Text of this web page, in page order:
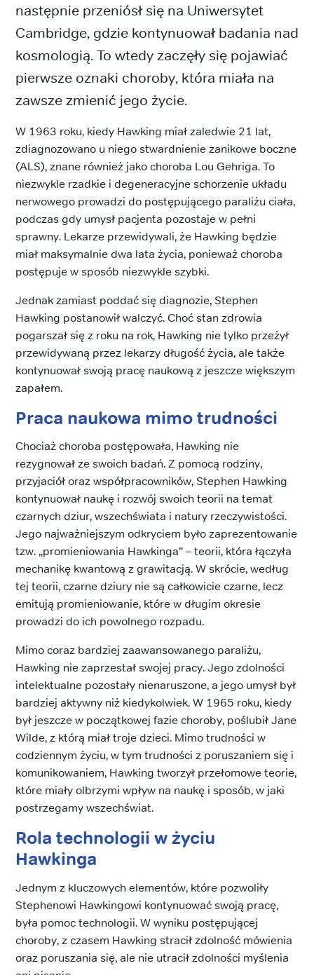
następnie przeniósł się na Uniwersytet
Cambridge, gdzie kontynuował badania nad
kosmologią. To wtedy zaczęły się pojawiać
pierwsze oznaki choroby, która miała na
zawsze zmienić jego życie.
W 1963 roku, kiedy Hawking miał zaledwie 21 lat,
zdiagnozowano u niego stwardnienie zanikowe boczne
(ALS), znane również jako choroba Lou Gehriga. To
niezwykle rzadkie i degeneracyjne schorzenie układu
nerwowego prowadzi do postępującego paraliżu ciała,
podczas gdy umysł pacjenta pozostaje w pełni
sprawny. Lekarze przewidywali, że Hawking będzie
miał maksymalnie dwa lata życia, ponieważ choroba
postępuje w sposób niezwykle szybki.
Jednak zamiast poddać się diagnozie, Stephen
Hawking postanowił walczyć. Choć stan zdrowia
pogarszał się z roku na rok, Hawking nie tylko przeżył
przewidywaną przez lekarzy długość życia, ale także
kontynuował swoją pracę naukową z jeszcze większym
zapałem.
Praca naukowa mimo trudności
Chociaż choroba postępowała, Hawking nie
rezygnował ze swoich badań. Z pomocą rodziny,
przyjaciół oraz współpracowników, Stephen Hawking
kontynuował naukę i rozwój swoich teorii na temat
czarnych dziur, wszechświata i natury rzeczywistości.
Jego najważniejszym odkryciem było zaprezentowanie
tzw. „promieniowania Hawkinga” – teorii, która łączyła
mechanikę kwantową z grawitacją. W skrócie, według
tej teorii, czarne dziury nie są całkowicie czarne, lecz
emitują promieniowanie, które w długim okresie
prowadzi do ich powolnego rozpadu.
Mimo coraz bardziej zaawansowanego paraliżu,
Hawking nie zaprzestał swojej pracy. Jego zdolności
intelektualne pozostały nienaruszone, a jego umysł był
bardziej aktywny niż kiedykolwiek. W 1965 roku, kiedy
był jeszcze w początkowej fazie choroby, poślubił Jane
Wilde, z którą miał troje dzieci. Mimo trudności w
codziennym życiu, w tym trudności z poruszaniem się i
komunikowaniem, Hawking tworzył przełomowe teorie,
które miały olbrzymi wpływ na naukę i sposób, w jaki
postrzegamy wszechświat.
Rola technologii w życiu
Hawkinga
Jednym z kluczowych elementów, które pozwoliły
Stephenowi Hawkingowi kontynuować swoją pracę,
była pomoc technologii. W wyniku postępującej
choroby, z czasem Hawking stracił zdolność mówienia
oraz poruszania się, ale nie utracił zdolności myślenia